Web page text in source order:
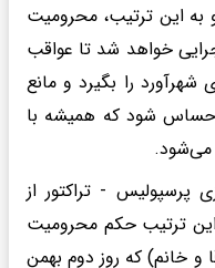
به این ترتیب، محرومیت
خواهد شد تا عواقب
را بگیرد و مانع
حساس شود که همیشه با
می‌شود.
پرسپولیس - تراکتور از
این ترتیب حکم محرومیت
و خانم) که روز دوم بهمن